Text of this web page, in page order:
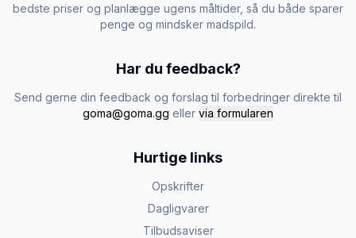
bedste priser og planlægge ugens måltider, så du både sparer
penge og mindsker madspild.
Har du feedback?
Send gerne din feedback og forslag til forbedringer direkte til
goma@goma.gg eller via formularen
Hurtige links
Opskrifter
Dagligvarer
Tilbudsaviser